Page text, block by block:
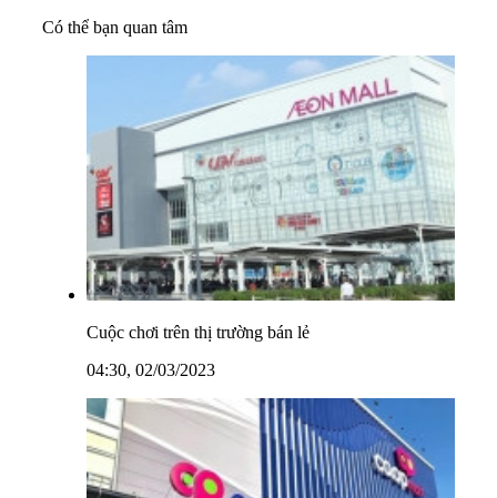
Có thể bạn quan tâm
Cuộc chơi trên thị trường bán lẻ
04:30, 02/03/2023